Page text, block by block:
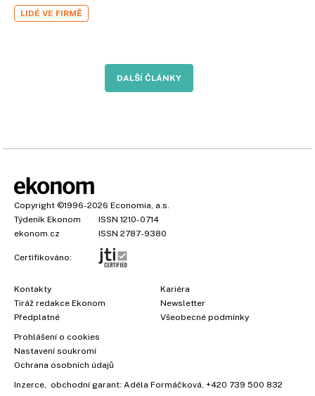
LIDÉ VE FIRMĚ
DALŠÍ ČLÁNKY
Copyright ©1996-2026 Economia, a.s.
Týdeník Ekonom
ISSN 1210-0714
ekonom.cz
ISSN 2787-9380
Certifikováno:
Kontakty
Tiráž redakce Ekonom
Předplatné
Kariéra
Newsletter
Všeobecné podmínky
Prohlášení o cookies
Nastavení soukromí
Ochrana osobních údajů
Inzerce, obchodní garant: Adéla Formáčková, +420 739 500 832